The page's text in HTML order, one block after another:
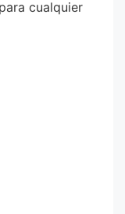
cualquier